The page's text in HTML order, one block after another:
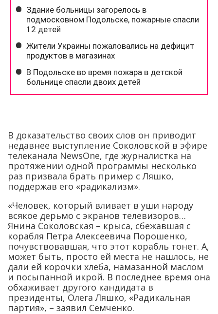
В доказательство своих слов он приводит
недавнее выступление Соколовской в эфире
телеканала NewsOne, где журналистка на
протяжении одной программы несколько
раз призвала брать пример с Ляшко,
поддержав его «радикализм».
«Человек, который вливает в уши народу
всякое дерьмо с экранов телевизоров…
Янина Соколовская – крыса, сбежавшая с
корабля Петра Алексеевича Порошенко,
почувствовавшая, что этот корабль тонет. А,
может быть, просто ей места не нашлось, не
дали ей корочки хлеба, намазанной маслом
и посыпанной икрой. В последнее время она
обхаживает другого кандидата в
президенты, Олега Ляшко, «Радикальная
партия», – заявил Семченко.